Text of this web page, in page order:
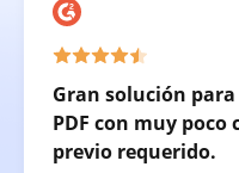
Gran solución
PDF con muy
previo requerido.